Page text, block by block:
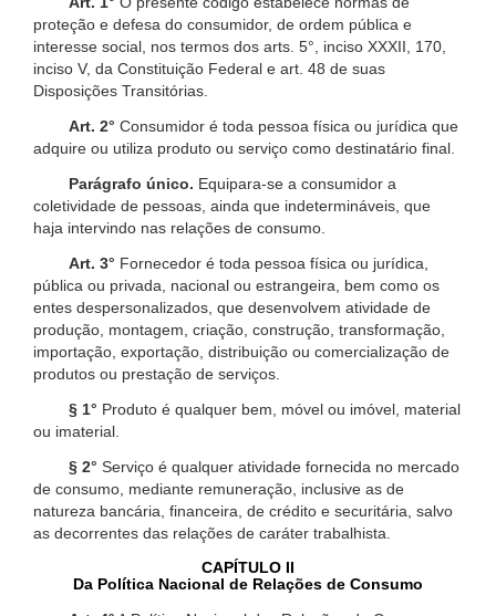
proteção e defesa do consumidor, de ordem pública e
interesse social, nos termos dos arts. 5°, inciso XXXII, 170,
inciso V, da Constituição Federal e art. 48 de suas
Disposições Transitórias.
Art. 2° Consumidor é toda pessoa física ou jurídica que
adquire ou utiliza produto ou serviço como destinatário final.
Parágrafo único. Equipara-se a consumidor a
coletividade de pessoas, ainda que indetermináveis, que
haja intervindo nas relações de consumo.
Art. 3° Fornecedor é toda pessoa física ou jurídica,
pública ou privada, nacional ou estrangeira, bem como os
entes despersonalizados, que desenvolvem atividade de
produção, montagem, criação, construção, transformação,
importação, exportação, distribuição ou comercialização de
produtos ou prestação de serviços.
§ 1° Produto é qualquer bem, móvel ou imóvel, material
ou imaterial.
§ 2° Serviço é qualquer atividade fornecida no mercado
de consumo, mediante remuneração, inclusive as de
natureza bancária, financeira, de crédito e securitária, salvo
as decorrentes das relações de caráter trabalhista.
CAPÍTULO II
Da Política Nacional de Relações de Consumo